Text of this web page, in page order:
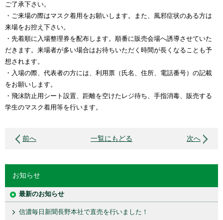
ご了承下さい。
・ご来場の際はマスク着用をお願いします。また、風邪症状のある方は
来場をお控え下さい。
・先着順に入場整理券を配布します。順番に販売会場へ誘導させていた
だきます。来場者が多い場合はお待ちいただく時間が長くなることも予
想されます。
・入場の際、代表者の方には、利用票（氏名、住所、電話番号）の記載
をお願いします。
・飛沫防止用シート設置、距離を空けたレジ待ち、手指消毒、販売する
学生のマスク着用等を行います。
前へ 一覧にもどる 次へ
お知らせ
最新のお知らせ
信濃毎日新聞長野本社で直売を行いました！